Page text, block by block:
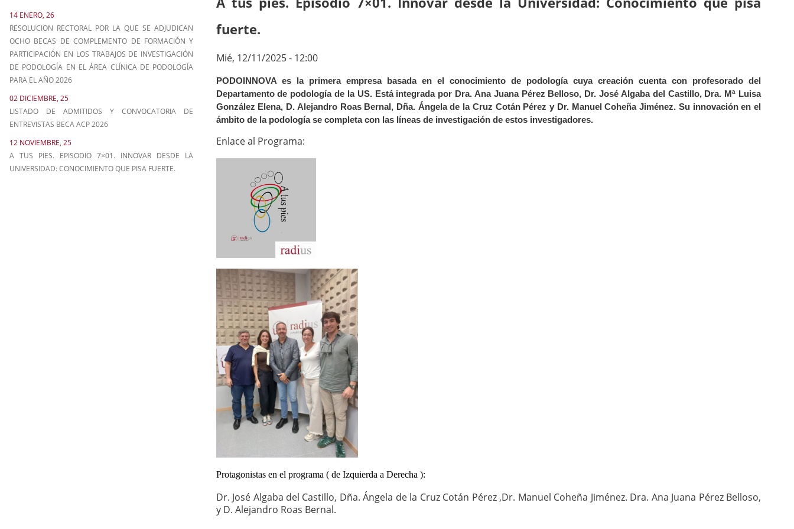
fuerte.
Mié, 12/11/2025 - 12:00
PODOINNOVA es la primera empresa basada en el conocimiento de podología cuya creación cuenta con profesorado del
Departamento de podología de la US. Está integrada por Dra. Ana Juana Pérez Belloso, Dr. José Algaba del Castillo, Dra. Mª Luisa
González Elena, D. Alejandro Roas Bernal, Dña. Ángela de la Cruz Cotán Pérez y Dr. Manuel Coheña Jiménez. Su innovación en el
ámbito de la podología se completa con las líneas de investigación de estos investigadores.
Enlace al Programa:
Protagonistas en el programa ( de Izquierda a Derecha ):
Dr. José Algaba del Castillo, Dña. Ángela de la Cruz Cotán Pérez ,Dr. Manuel Coheña Jiménez. Dra. Ana Juana Pérez Belloso,
y D. Alejandro Roas Bernal.
14 ENERO, 26
RESOLUCION RECTORAL POR LA QUE SE ADJUDICAN
OCHO BECAS DE COMPLEMENTO DE FORMACIÓN Y
PARTICIPACIÓN EN LOS TRABAJOS DE INVESTIGACIÓN
DE PODOLOGÍA EN EL ÁREA CLÍNICA DE PODOLOGÍA
PARA EL AÑO 2026
02 DICIEMBRE, 25
LISTADO DE ADMITIDOS Y CONVOCATORIA DE
ENTREVISTAS BECA ACP 2026
12 NOVIEMBRE, 25
A TUS PIES. EPISODIO 7×01. INNOVAR DESDE LA
UNIVERSIDAD: CONOCIMIENTO QUE PISA FUERTE.